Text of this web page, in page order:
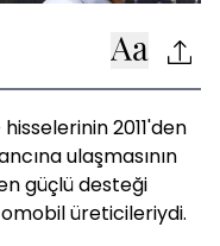
2011'den
ulaşmasının
güçlü desteği
üreticileriydi.